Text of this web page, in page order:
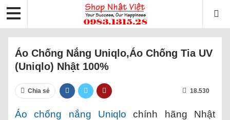
Áo Chống Nắng Uniqlo,áo Chống Tia UV
(Uniqlo) Nhật 100%
Chia sẻ 18.530
Áo chống nắng Uniqlo chính hãng Nhật